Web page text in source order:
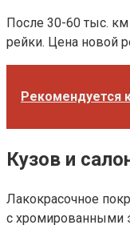
После 30-60 тыс. км
рейки. Цена новой
Рекомендуется
Кузов и
Лакокрасочное
с хромированными